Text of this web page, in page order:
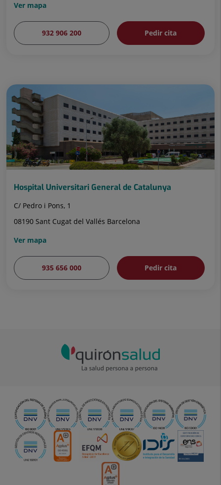
Ver mapa
932 906 200 Pedir cita
Hospital Universitari General de Catalunya
C/ Pedro i Pons, 1
08190 Sant Cugat del Vallés Barcelona
Ver mapa
935 656 000 Pedir cita